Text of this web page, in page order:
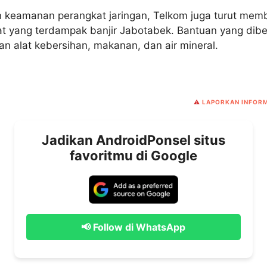
keamanan perangkat jaringan, Telkom juga turut
yang terdampak banjir Jabotabek. Bantuan yang
alat kebersihan, makanan, dan air mineral.
⚠️ LAPORKAN
Jadikan AndroidPonsel situs
favoritmu di Google
📢 Follow di WhatsApp